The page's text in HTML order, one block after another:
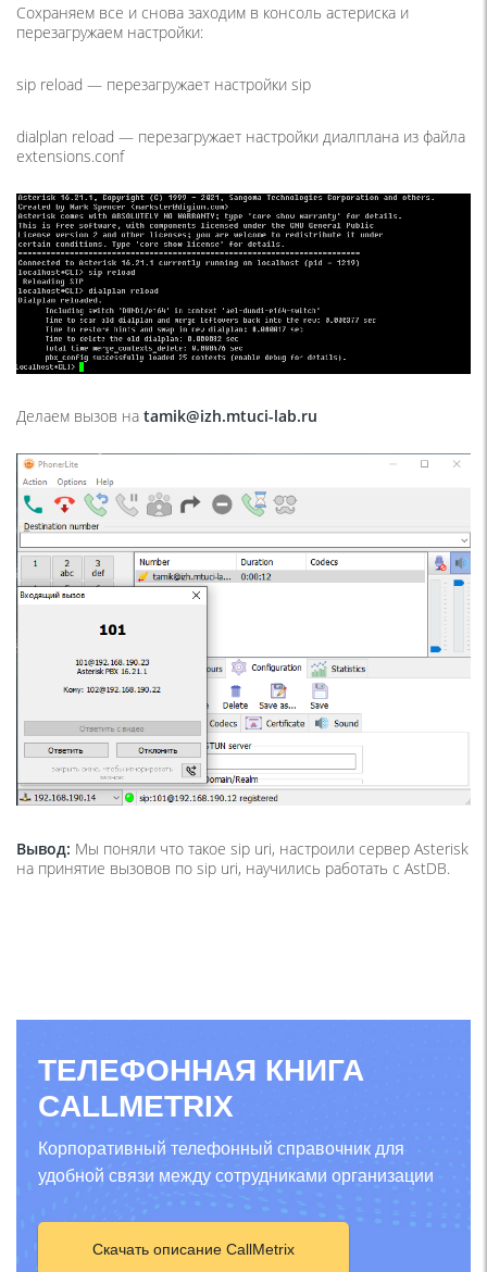
Сохраняем все и снова заходим в консоль астериска и
перезагружаем настройки:
sip reload — перезагружает настройки sip
dialplan reload — перезагружает настройки диалплана из файла
extensions.conf
Делаем вызов на tamik@izh.mtuci-lab.ru
Вывод: Мы поняли что такое sip uri, настроили сервер Asterisk
на принятие вызовов по sip uri, научились работать с AstDB.
ТЕЛЕФОННАЯ КНИГА
CALLMETRIX
Корпоративный телефонный справочник для
удобной связи между сотрудниками организации
Скачать описание CallMetrix